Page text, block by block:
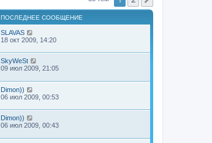
ПОСЛЕДНЕЕ СООБЩЕНИЕ
SLAVAS
18 окт 2009, 14:20
SkyWeSt
09 июл 2009, 21:05
Dimon))
06 июл 2009, 00:53
Dimon))
06 июл 2009, 00:43